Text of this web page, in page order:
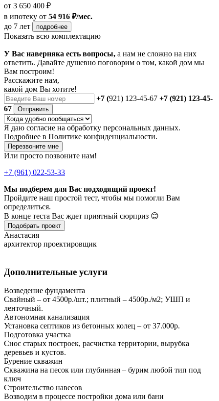
от 3 650 400 ₽
в ипотеку от 54 916 ₽/мес.
до 7 лет
подробнее
Показать всю комплектацию
У Вас наверняка есть вопросы, а нам не сложно на них
ответить. Давайте душевно поговорим о том, какой дом мы
Вам построим!
Расскажите нам,
какой дом Вы хотите!
+7 (921) 123-45-67 +7 (921) 123-45-
67
Отправить
Я даю согласие на обработку персональных данных.
Подробнее в Политике конфиденциальности.
Перезвоните мне
Или просто позвоните нам!
+7 (961) 022-53-33
Мы подберем для Вас подходящий проект!
Пройдите наш простой тест, чтобы мы помогли Вам
определиться.
В конце теста Вас ждет приятный сюрприз 😊
Подобрать проект
Анастасия
архитектор проектировщик
Дополнительные услуги
Возведение фундамента
Свайный – от 4500р./шт.; плитный – 4500р./м2; УШП и
ленточный.
Автономная канализация
Установка септиков из бетонных колец – от 37.000р.
Подготовка участка
Снос старых построек, расчистка территории, вырубка
деревьев и кустов.
Бурение скважин
Скважина на песок или глубинная – бурим любой тип под
ключ
Строительство навесов
Возводим в процессе постройки дома или бани